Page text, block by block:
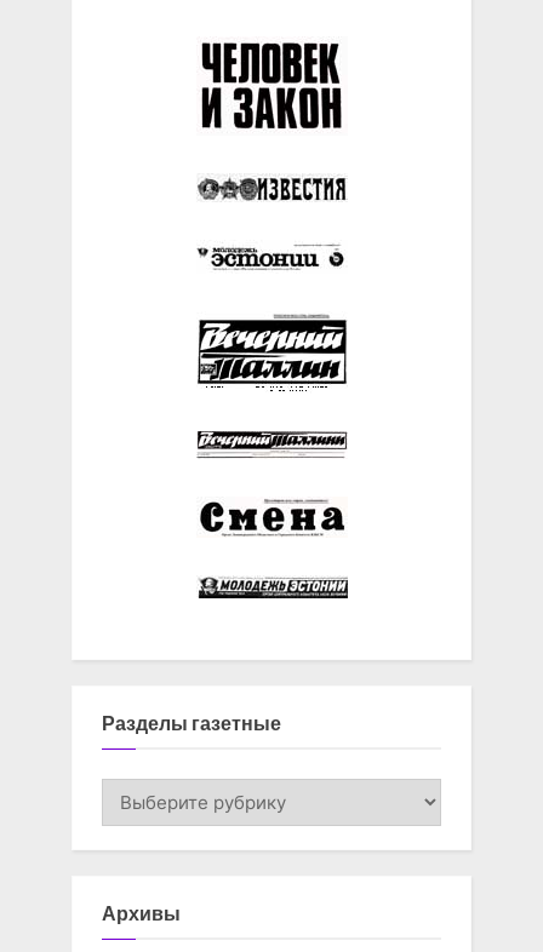
Разделы газетные
Разделы
Архивы